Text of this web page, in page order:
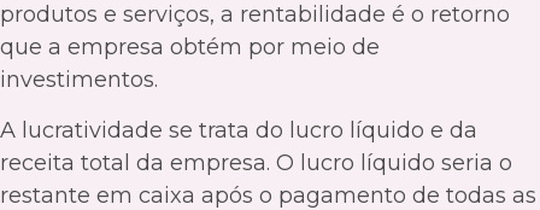
produtos e serviços, a rentabilidade é o retorno
que a empresa obtém por meio de
investimentos.
A lucratividade se trata do lucro líquido e da
receita total da empresa. O lucro líquido seria o
restante em caixa após o pagamento de todas as